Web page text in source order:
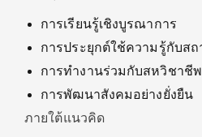
การเรียนรู้เชิงบูรณาการ
การประยุกต์ใช้ความรู้กับส
การทำงานร่วมกับสหวิชาชีพ
การพัฒนาสังคมอย่างยั่งยืน
ภายใต้แนวคิด